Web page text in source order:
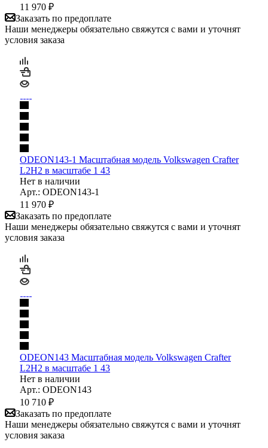
11 970 ₽
Заказать по предоплате
Наши менеджеры обязательно свяжутся с вами и уточнят
условия заказа
ODEON143-1 Масштабная модель Volkswagen Crafter
L2H2 в масштабе 1 43
Нет в наличии
Арт.: ODEON143-1
11 970 ₽
Заказать по предоплате
Наши менеджеры обязательно свяжутся с вами и уточнят
условия заказа
ODEON143 Масштабная модель Volkswagen Crafter
L2H2 в масштабе 1 43
Нет в наличии
Арт.: ODEON143
10 710 ₽
Заказать по предоплате
Наши менеджеры обязательно свяжутся с вами и уточнят
условия заказа